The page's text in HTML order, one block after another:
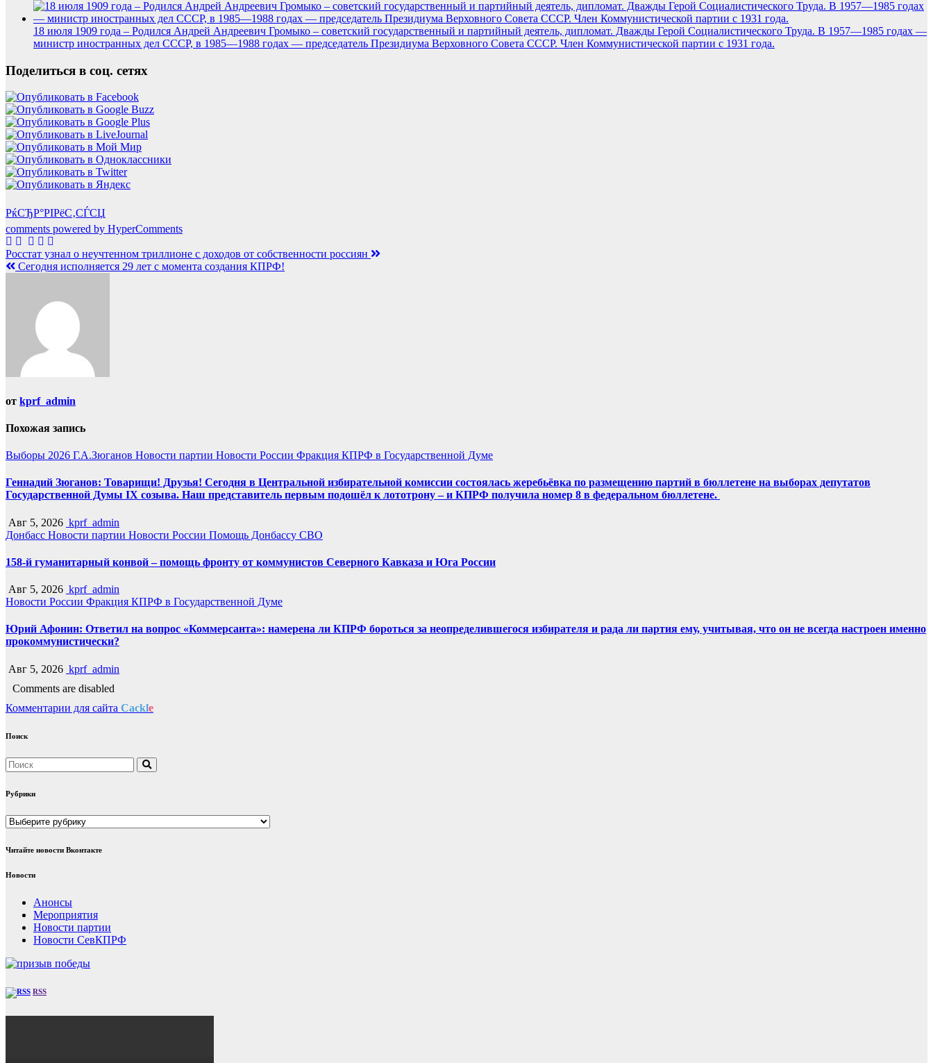
18 июля 1909 года – Родился Андрей Андреевич Громыко – советский государственный и партийный деятель, дипломат. Дважды Герой Социалистического Труда. В 1957—1985 годах —
министр иностранных дел СССР, в 1985—1988 годах — председатель Президиума Верховного Совета СССР. Член Коммунистической партии с 1931 года.
Поделиться в соц. сетях
РќСЂР°РІРёС‚СЃСЏ
comments powered by HyperComments
Навигация
по
Росстат узнал о неучтенном триллионе с доходов от собственности россиян
Сегодня исполняется 29 лет с момента создания КПРФ!
от kprf_admin
Похожая запись
Выборы 2026 Г.А.Зюганов Новости партии Новости России Фракция КПРФ в Государственной Думе
Геннадий Зюганов: Товарищи! Друзья! Сегодня в Центральной избирательной комиссии состоялась жеребьёвка по размещению партий в бюллетене на выборах депутатов
Государственной Думы IX созыва. Наш представитель первым подошёл к лототрону – и КПРФ получила номер 8 в федеральном бюллетене.
Авг 5, 2026 kprf_admin
Донбасс Новости партии Новости России Помощь Донбассу СВО
158-й гуманитарный конвой – помощь фронту от коммунистов Северного Кавказа и Юга России
Авг 5, 2026 kprf_admin
Новости России Фракция КПРФ в Государственной Думе
Юрий Афонин: Ответил на вопрос «Коммерсанта»: намерена ли КПРФ бороться за неопределившегося избирателя и рада ли партия ему, учитывая, что он не всегда настроен именно
прокоммунистически?
Авг 5, 2026 kprf_admin
Comments are disabled
Комментарии для сайта Cackle
Поиск
Рубрики
Рубрики
Читайте новости Вконтакте
Новости
Анонсы
Мероприятия
Новости партии
Новости СевКПРФ
RSS